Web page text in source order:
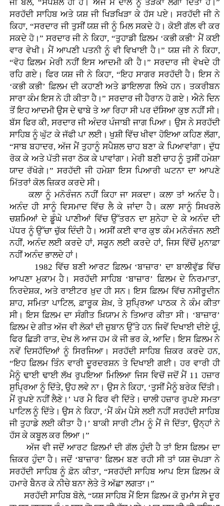
ਜੀ ਬੋਲੇ, “ਸਪੈਸ਼ਲ ਹੀ ਹੈ। ਅੱਜ ਮੈਂ ਦਾਲ ਨੂੰ ਤੜਕਾ ਲਗਾ ਦਿੱਤਾ ਹੈ।”
ਸਰਹੱਦੀ ਸਾਹਿਬ ਅਤੇ ਯਸ਼ ਜੀ ਖਿੜਖਿੜਾ ਕੇ ਹੱਸ ਪਏ। ਸਰਹੱਦੀ ਜੀ ਨੇ
ਕਿਹਾ, “ਸਰਦਾਰ ਜੀ ਤੁਸੀਂ ਯਸ਼ ਜੀ ਨੂੰ ਮਿਲ ਸਕਦੇ ਹੋ। ਕੋਈ ਗੱਲ ਵੀ ਕਰ
ਸਕਦੇ ਹੋ।” ਸਰਦਾਰ ਜੀ ਨੇ ਕਿਹਾ, “ਤੁਹਾਡੀ ਫ਼ਿਲਮ ‘ਕਭੀ ਕਭੀ’ ਮੈਂ ਕਈ
ਵਾਰ ਵੇਖੀ। ਮੈਂ ਆਪਣੀ ਪਤਨੀ ਨੂੰ ਵੀ ਵਿਖਾਈ ਹੈ।” ਯਸ਼ ਜੀ ਨੇ ਕਿਹਾ,
“ਵੋਹ ਫ਼ਿਲਮ ਮੇਰੀ ਨਹੀਂ ਇਸ ਆਦਮੀ ਕੀ ਹੈ।” ਸਰਦਾਰ ਜੀ ਵੇਖਦੇ ਹੀ
ਰਹਿ ਗਏ। ਫਿਰ ਯਸ਼ ਜੀ ਨੇ ਕਿਹਾ, “ਇਹ ਸਾਗਰ ਸਰਹੱਦੀ ਹੈ। ਇਸ ਨੇ
‘ਕਭੀ ਕਭੀ’ ਫ਼ਿਲਮ ਦੀ ਕਹਾਣੀ ਅਤੇ ਡਾਇਲਾਗ ਲਿਖੇ ਹਨ। ਤਕਰੀਬਨ
ਸਾਰਾ ਕੰਮ ਇਸ ਨੇ ਹੀ ਕੀਤਾ ਹੈ।” ਸਰਦਾਰ ਜੀ ਹੈਰਾਨ ਹੋ ਗਏ। ਐਨੇ ਦਿਨ
ਤੋਂ ਇਹ ਆਦਮੀ ਉਸ ਦੇ ਢਾਬੇ ਤੇ ਆ ਰਿਹਾ ਸੀ ਪਰ ਦੱਸਿਆ ਕੁਝ ਨਹੀਂ ਸੀ।
ਬੱਸ ਫਿਰ ਕੀ, ਸਰਦਾਰ ਜੀ ਅੰਦਰ ਪੰਜਾਬੀ ਜਾਗ ਪਿਆ। ਉਸ ਨੇ ਸਰਹੱਦੀ
ਸਾਹਿਬ ਨੂੰ ਘੁੱਟ ਕੇ ਜੱਫੀ ਪਾ ਲਈ। ਖੁਸ਼ੀ ਵਿੱਚ ਖੀਵਾ ਹੋਇਆ ਕਹਿਣ ਲੱਗਾ,
“ਸਾਬ ਬਹਾਦਰ, ਅੱਜ ਮੈਂ ਤੁਹਾਨੂੰ ਸਪੈਸ਼ਲ ਚਾਹ ਬਣਾ ਕੇ ਪਿਆਵਾਂਗਾ। ਦੁੱਧ
ਰੋਕ ਕੇ ਅਤੇ ਪੱਤੀ ਜਰਾ ਠੋਕ ਕੇ ਪਾਵਾਂਗਾ। ਮੇਰੀ ਬਣੀ ਚਾਹ ਨੂੰ ਤੁਸੀਂ ਹਮੇਸ਼ਾ
ਯਾਦ ਰੱਖੋਗੇ।” ਸਰਹੱਦੀ ਜੀ ਹਮੇਸ਼ਾ ਇਸ ਪਿਆਰੀ ਘਟਨਾ ਦਾ ਆਪਣੇ
ਮਿੱਤਰਾਂ ਕੋਲ ਜ਼ਿਕਰ ਕਰਦੇ ਸੀ।
ਕਲਾ ਨੂੰ ਮਨੋਰੰਜਨ ਨਹੀਂ ਕਿਹਾ ਜਾ ਸਕਦਾ। ਕਲਾ ਤਾਂ ਅਨੰਦ ਹੈ।
ਅਨੰਦ ਹੀ ਸਾਨੂੰ ਵਿਸਮਾਦ ਵਿੱਚ ਲੈ ਕੇ ਜਾਂਦਾ ਹੈ। ਕਲਾ ਸਾਨੂੰ ਸਿਖਰਲੇ
ਚਸ਼ਮਿਆਂ ਦੇ ਡੂੰਘੇ ਪਾਣੀਆਂ ਵਿੱਚ ਉੱਤਰਨ ਦਾ ਸੁਨੇਹਾ ਦੇ ਕੇ ਅਨੰਦ ਦੀ
ਪੱਧਰ ਨੂੰ ਉੱਚਾ ਚੁੱਕ ਦਿੰਦੀ ਹੈ। ਅਸੀਂ ਕਈ ਵਾਰ ਕੁਝ ਕੰਮ ਮਨੋਰੰਜਨ ਲਈ
ਨਹੀਂ, ਅਨੰਦ ਲਈ ਕਰਦੇ ਹਾਂ, ਸਕੂਨ ਲਈ ਕਰਦੇ ਹਾਂ, ਜਿਸ ਵਿੱਚੋਂ ਮੁਨਾਫ਼ਾ
ਨਹੀਂ ਅਨੰਦ ਭਾਲਦੇ ਹਾਂ।
1982 ਵਿੱਚ ਬਣੀ ਆਰਟ ਫ਼ਿਲਮ ‘ਬਾਜ਼ਾਰ’ ਦਾ ਬਾਲੀਵੁੱਡ ਵਿੱਚ
ਆਪਣਾ ਮੁਕਾਮ ਹੈ। ਸਰਹੱਦੀ ਸਾਹਿਬ ‘ਬਾਜ਼ਾਰ’ ਫ਼ਿਲਮ ਦੇ ਨਿਰਮਾਤਾ,
ਨਿਰਦੇਸ਼ਕ, ਅਤੇ ਰਾਈਟਰ ਖ਼ੁਦ ਹੀ ਸਨ। ਇਸ ਫ਼ਿਲਮ ਵਿੱਚ ਨਸੀਰੂਦੀਨ
ਸ਼ਾਹ, ਸਮਿਤਾ ਪਾਟਿਲ, ਫ਼ਾਰੂਕ ਸ਼ੇਖ਼, ਤੇ ਸੁਪ੍ਰਿਆ ਪਾਠਕ ਨੇ ਕੰਮ ਕੀਤਾ
ਸੀ। ਇਸ ਫ਼ਿਲਮ ਦਾ ਸੰਗੀਤ ਖ਼ਿਯਾਮ ਨੇ ਤਿਆਰ ਕੀਤਾ ਸੀ। ‘ਬਾਜ਼ਾਰ’
ਫ਼ਿਲਮ ਦੇ ਗੀਤ ਅੱਜ ਵੀ ਲੋਕਾਂ ਦੀ ਜ਼ੁਬਾਨ ਉੱਤੇ ਹਨ ਜਿਵੇਂ ਦਿਖਾਈ ਦੀਏ ਯੂੰ,
ਫਿਰ ਛਿੜੀ ਰਾਤ, ਦੇਖ ਲੋ ਆਜ ਹਮ ਕੋ ਜੀ ਭਰ ਕੇ, ਆਦਿ। ਇਸ ਫ਼ਿਲਮ ਨੇ
ਨਵੇਂ ਦਿਸਹੱਦਿਆਂ ਨੂੰ ਸਿਰਜਿਆ। ਸਰਹੱਦੀ ਸਾਹਿਬ ਜ਼ਿਕਰ ਕਰਦੇ ਹਨ,
“ਇਹ ਫ਼ਿਲਮ ਤਿੰਨ ਵਾਰੀ ਦੂਰਦਰਸ਼ਨ ਤੇ ਦਿਖਾਈ ਗਈ। ਹਰ ਵਾਰੀ ਹੀ
ਮੈਨੂੰ ਢਾਈ ਢਾਈ ਲੱਖ ਰੁਪਇਆ ਮਿਲਿਆ ਜਿਸ ਵਿਚੋਂ ਜਦੋਂ ਮੈਂ 11 ਹਜ਼ਾਰ
ਸੁਪ੍ਰਿਆ ਨੂੰ ਦਿੱਤੇ, ਉਹ ਲਵੇ ਨਾ। ਉਸ ਨੇ ਕਿਹਾ, ‘ਤੁਸੀਂ ਮੈਨੂੰ ਬਰੇਕ ਦਿੱਤੀ।
ਮੈਂ ਰੁਪਏ ਨਹੀਂ ਲੈਣੇ।’ ਪਰ ਮੈ ਫਿਰ ਵੀ ਦਿੱਤੇ। ਚਾਲੀ ਹਜ਼ਾਰ ਰੁਪਏ ਸਮਤਾ
ਪਾਟਿਲ ਨੂੰ ਦਿੱਤੇ। ਉਸ ਨੇ ਕਿਹਾ, ‘ਮੈਂ ਕੰਮ ਪੈਸੇ ਲਈ ਨਹੀਂ ਸਰਹੱਦੀ ਸਾਹਿਬ
ਜੀ ਤੁਹਾਡੇ ਲਈ ਕੀਤਾ ਹੈ।’ ਬਾਕੀ ਸਾਰੀ ਟੀਮ ਨੂੰ ਮੈਂ ਜੋ ਦਿੱਤਾ, ਉਨ੍ਹਾਂ ਨੇ
ਹੱਸ ਕੇ ਕਬੂਲ ਕਰ ਲਿਆ।”
ਅੱਜ ਵੀ ਜਦੋਂ ਆਰਟ ਫ਼ਿਲਮਾਂ ਦੀ ਗੱਲ ਹੁੰਦੀ ਹੈ ਤਾਂ ਇਸ ਫ਼ਿਲਮ ਦਾ
ਜ਼ਿਕਰ ਹੁੰਦਾ ਹੈ। ਜਦੋਂ ‘ਬਾਜ਼ਾਰ’ ਫ਼ਿਲਮ ਬਣ ਰਹੀ ਸੀ ਤਾਂ ਯਸ਼ ਚੋਪੜਾ ਨੇ
ਸਰਹੱਦੀ ਸਾਹਿਬ ਨੂੰ ਫ਼ੋਨ ਕੀਤਾ, “ਸਰਹੱਦੀ ਸਾਹਿਬ ਆਪ ਇਸ ਫ਼ਿਲਮ ਕੋ
ਹਮਾਰੇ ਬੈਨਰ ਕੇ ਨੀਚੇ ਬਨਾ ਲੇਤੇ ਤੋ ਅੱਛਾ ਲਗਤਾ।”
ਸਰਹੱਦੀ ਸਾਹਿਬ ਬੋਲੇ, “ਯਸ਼ ਸਾਹਿਬ ਮੈਂ ਇਸ ਫ਼ਿਲਮ ਕੋ ਰੁਮਾਂਸ ਸੇ ਦੂਰ